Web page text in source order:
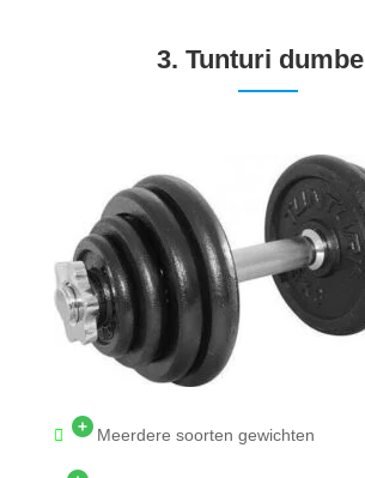
3.Tunturi dumbell
Meerdere soorten gewichten